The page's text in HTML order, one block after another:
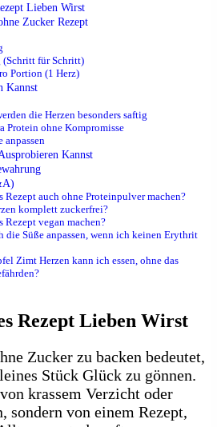
Lieben Wirst
Zucker Rezept
(Schritt für Schritt)
Portion (1 Herz)
Kannst
die Herzen besonders saftig
Protein ohne Kompromisse
anpassen
Kannst
Rezept auch ohne Proteinpulver machen?
komplett zuckerfrei?
Rezept vegan machen?
die Süße anpassen, wenn ich keinen Erythrit
Zimt Herzen kann ich essen, ohne das
Rezept Lieben Wirst
Zucker zu backen bedeutet,
Stück Glück zu gönnen.
krassem Verzicht oder
sondern von einem Rezept,